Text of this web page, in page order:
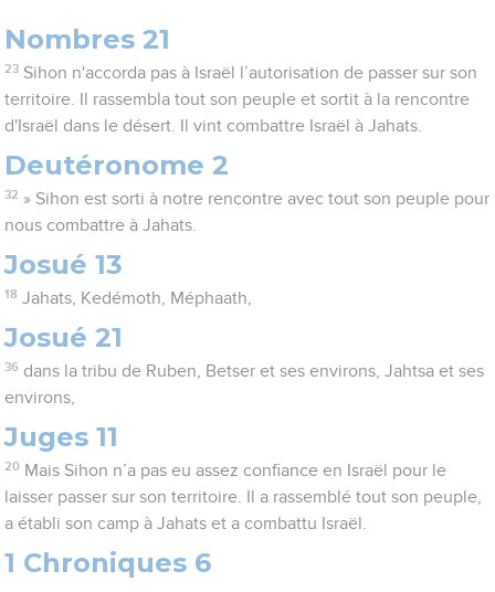
Nombres 21
23 Sihon n'accorda pas à Israël l’autorisation de passer sur son
territoire. Il rassembla tout son peuple et sortit à la rencontre
d'Israël dans le désert. Il vint combattre Israël à Jahats.
Deutéronome 2
32 » Sihon est sorti à notre rencontre avec tout son peuple pour
nous combattre à Jahats.
Josué 13
18 Jahats, Kedémoth, Méphaath,
Josué 21
36 dans la tribu de Ruben, Betser et ses environs, Jahtsa et ses
environs,
Juges 11
20 Mais Sihon n’a pas eu assez confiance en Israël pour le
laisser passer sur son territoire. Il a rassemblé tout son peuple,
a établi son camp à Jahats et a combattu Israël.
1 Chroniques 6